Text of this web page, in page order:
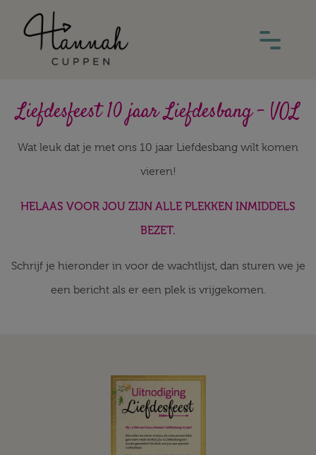
Liefdesfeest 10 jaar Liefdesbang – VOL
Wat leuk dat je met ons 10 jaar Liefdesbang wilt komen
vieren!
HELAAS VOOR JOU ZIJN ALLE PLEKKEN INMIDDELS
BEZET.
Schrijf je hieronder in voor de wachtlijst, dan sturen we je
een bericht als er een plek is vrijgekomen.